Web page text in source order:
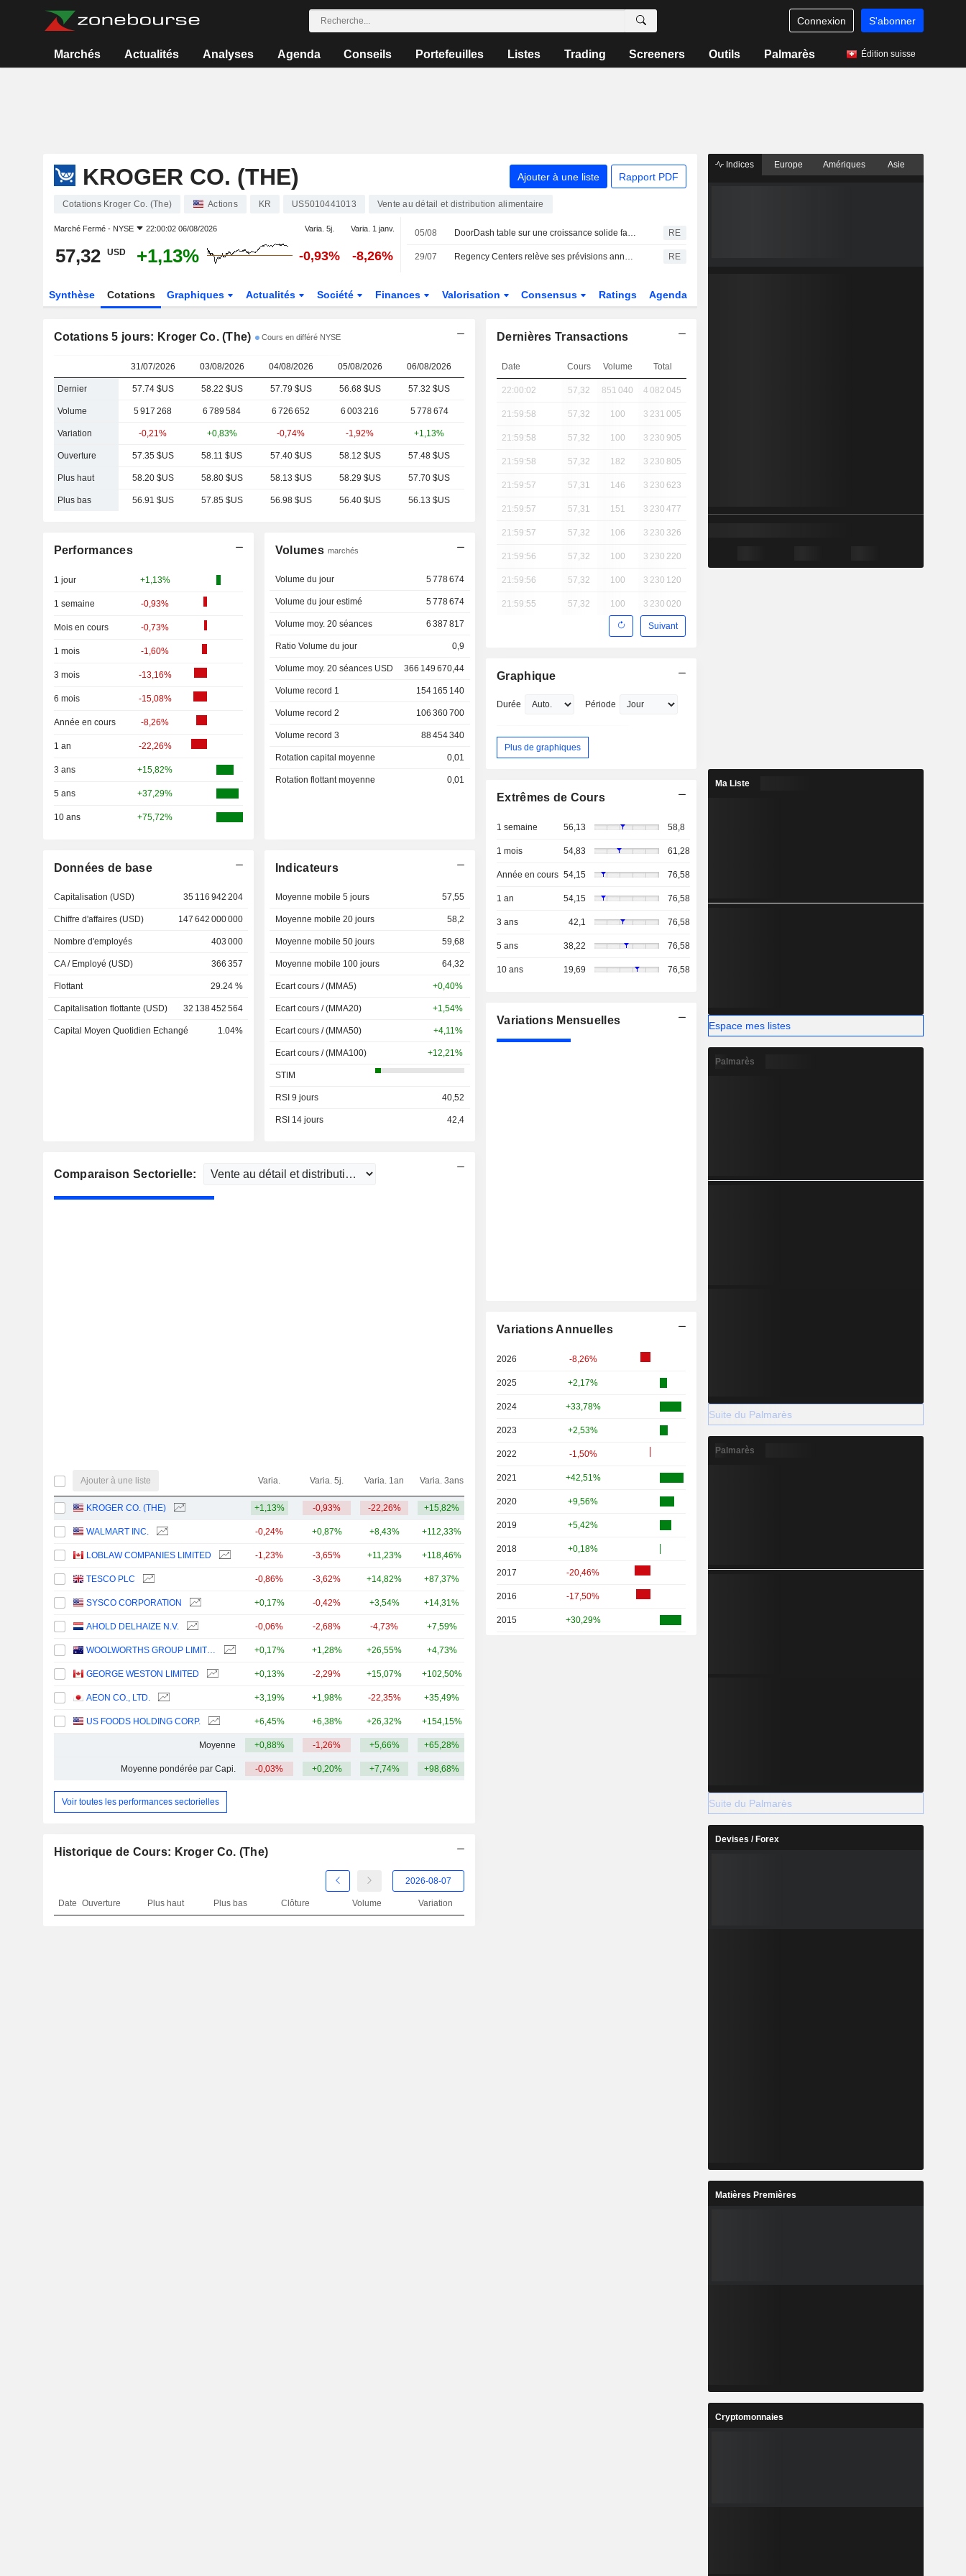
Connexion S'abonner
Marchés Actualités Analyses Agenda Conseils Portefeuilles Listes Trading Screeners Outils Palmarès Édition suisse
KROGER CO. (THE) Ajouter à une liste Rapport PDF
Cotations Kroger Co. (The) Actions KR US5010441013 Vente au détail et distribution alimentaire
Marché Fermé - NYSE 22:00:02 06/08/2026 Varia. 5j. Varia. 1 janv.
57,32 USD +1,13% -0,93% -8,26%
05/08 DoorDash table sur une croissance solide face à la résilience de la demande de livraison RE
29/07 Regency Centers relève ses prévisions annuelles face à la solidité de la demande locative RE
Synthèse Cotations Graphiques Actualités Société Finances Valorisation Consensus Ratings Agenda
Cotations 5 jours: Kroger Co. (The) Cours en différé NYSE
31/07/2026 03/08/2026 04/08/2026 05/08/2026 06/08/2026
Dernier 57.74 $US 58.22 $US 57.79 $US 56.68 $US 57.32 $US
Volume 5 917 268 6 789 584 6 726 652 6 003 216 5 778 674
Variation -0,21% +0,83% -0,74% -1,92% +1,13%
Ouverture 57.35 $US 58.11 $US 57.40 $US 58.12 $US 57.48 $US
Plus haut 58.20 $US 58.80 $US 58.13 $US 58.29 $US 57.70 $US
Plus bas 56.91 $US 57.85 $US 56.98 $US 56.40 $US 56.13 $US
Performances
1 jour +1,13%
1 semaine -0,93%
Mois en cours -0,73%
1 mois -1,60%
3 mois -13,16%
6 mois -15,08%
Année en cours -8,26%
1 an -22,26%
3 ans +15,82%
5 ans +37,29%
10 ans +75,72%
Volumes marchés
Volume du jour 5 778 674
Volume du jour estimé 5 778 674
Volume moy. 20 séances 6 387 817
Ratio Volume du jour 0,9
Volume moy. 20 séances USD 366 149 670,44
Volume record 1 154 165 140
Volume record 2 106 360 700
Volume record 3 88 454 340
Rotation capital moyenne 0,01
Rotation flottant moyenne 0,01
Données de base
Capitalisation (USD) 35 116 942 204
Chiffre d'affaires (USD) 147 642 000 000
Nombre d'employés 403 000
CA / Employé (USD) 366 357
Flottant 29.24 %
Capitalisation flottante (USD) 32 138 452 564
Capital Moyen Quotidien Echangé 1.04%
Indicateurs
Moyenne mobile 5 jours 57,55
Moyenne mobile 20 jours 58,2
Moyenne mobile 50 jours 59,68
Moyenne mobile 100 jours 64,32
Ecart cours / (MMA5) +0,40%
Ecart cours / (MMA20) +1,54%
Ecart cours / (MMA50) +4,11%
Ecart cours / (MMA100) +12,21%
STIM
RSI 9 jours 40,52
RSI 14 jours 42,4
Comparaison Sectorielle:
Ajouter à une liste Varia. Varia. 5j. Varia. 1an Varia. 3ans Capi.($)
KROGER CO. (THE) +1,13% -0,93% -22,26% +15,82%
WALMART INC. -0,24% +0,87% +8,43% +112,33%
LOBLAW COMPANIES LIMITED -1,23% -3,65% +11,23% +118,46%
TESCO PLC -0,86% -3,62% +14,82% +87,37%
SYSCO CORPORATION +0,17% -0,42% +3,54% +14,31%
AHOLD DELHAIZE N.V. -0,06% -2,68% -4,73% +7,59%
WOOLWORTHS GROUP LIMITED +0,17% +1,28% +26,55% +4,73%
GEORGE WESTON LIMITED +0,13% -2,29% +15,07% +102,50%
AEON CO., LTD. +3,19% +1,98% -22,35% +35,49%
US FOODS HOLDING CORP. +6,45% +6,38% +26,32% +154,15%
Moyenne +0,88% -1,26% +5,66% +65,28%
Moyenne pondérée par Capi. -0,03% +0,20% +7,74% +98,68%
Voir toutes les performances sectorielles
Historique de Cours: Kroger Co. (The)
Date Ouverture Plus haut Plus bas Clôture Volume Variation
Dernières Transactions
Date Cours Volume Total
22:00:02 57,32 851 040 4 082 045
21:59:58 57,32 100 3 231 005
21:59:58 57,32 100 3 230 905
21:59:58 57,32 182 3 230 805
21:59:57 57,31 146 3 230 623
21:59:57 57,31 151 3 230 477
21:59:57 57,32 106 3 230 326
21:59:56 57,32 100 3 230 220
21:59:56 57,32 100 3 230 120
21:59:55 57,32 100 3 230 020
Suivant
Graphique
Durée Période
Plus de graphiques
Extrêmes de Cours
1 semaine 56,13 58,8
1 mois 54,83 61,28
Année en cours 54,15 76,58
1 an 54,15 76,58
3 ans 42,1 76,58
5 ans 38,22 76,58
10 ans 19,69 76,58
Variations Mensuelles
Variations Annuelles
2026 -8,26%
2025 +2,17%
2024 +33,78%
2023 +2,53%
2022 -1,50%
2021 +42,51%
2020 +9,56%
2019 +5,42%
2018 +0,18%
2017 -20,46%
2016 -17,50%
2015 +30,29%
Indices Europe Amériques Asie
Ma Liste
Espace mes listes
Palmarès
Suite du Palmarès
Palmarès
Suite du Palmarès
Devises / Forex
Matières Premières
Cryptomonnaies